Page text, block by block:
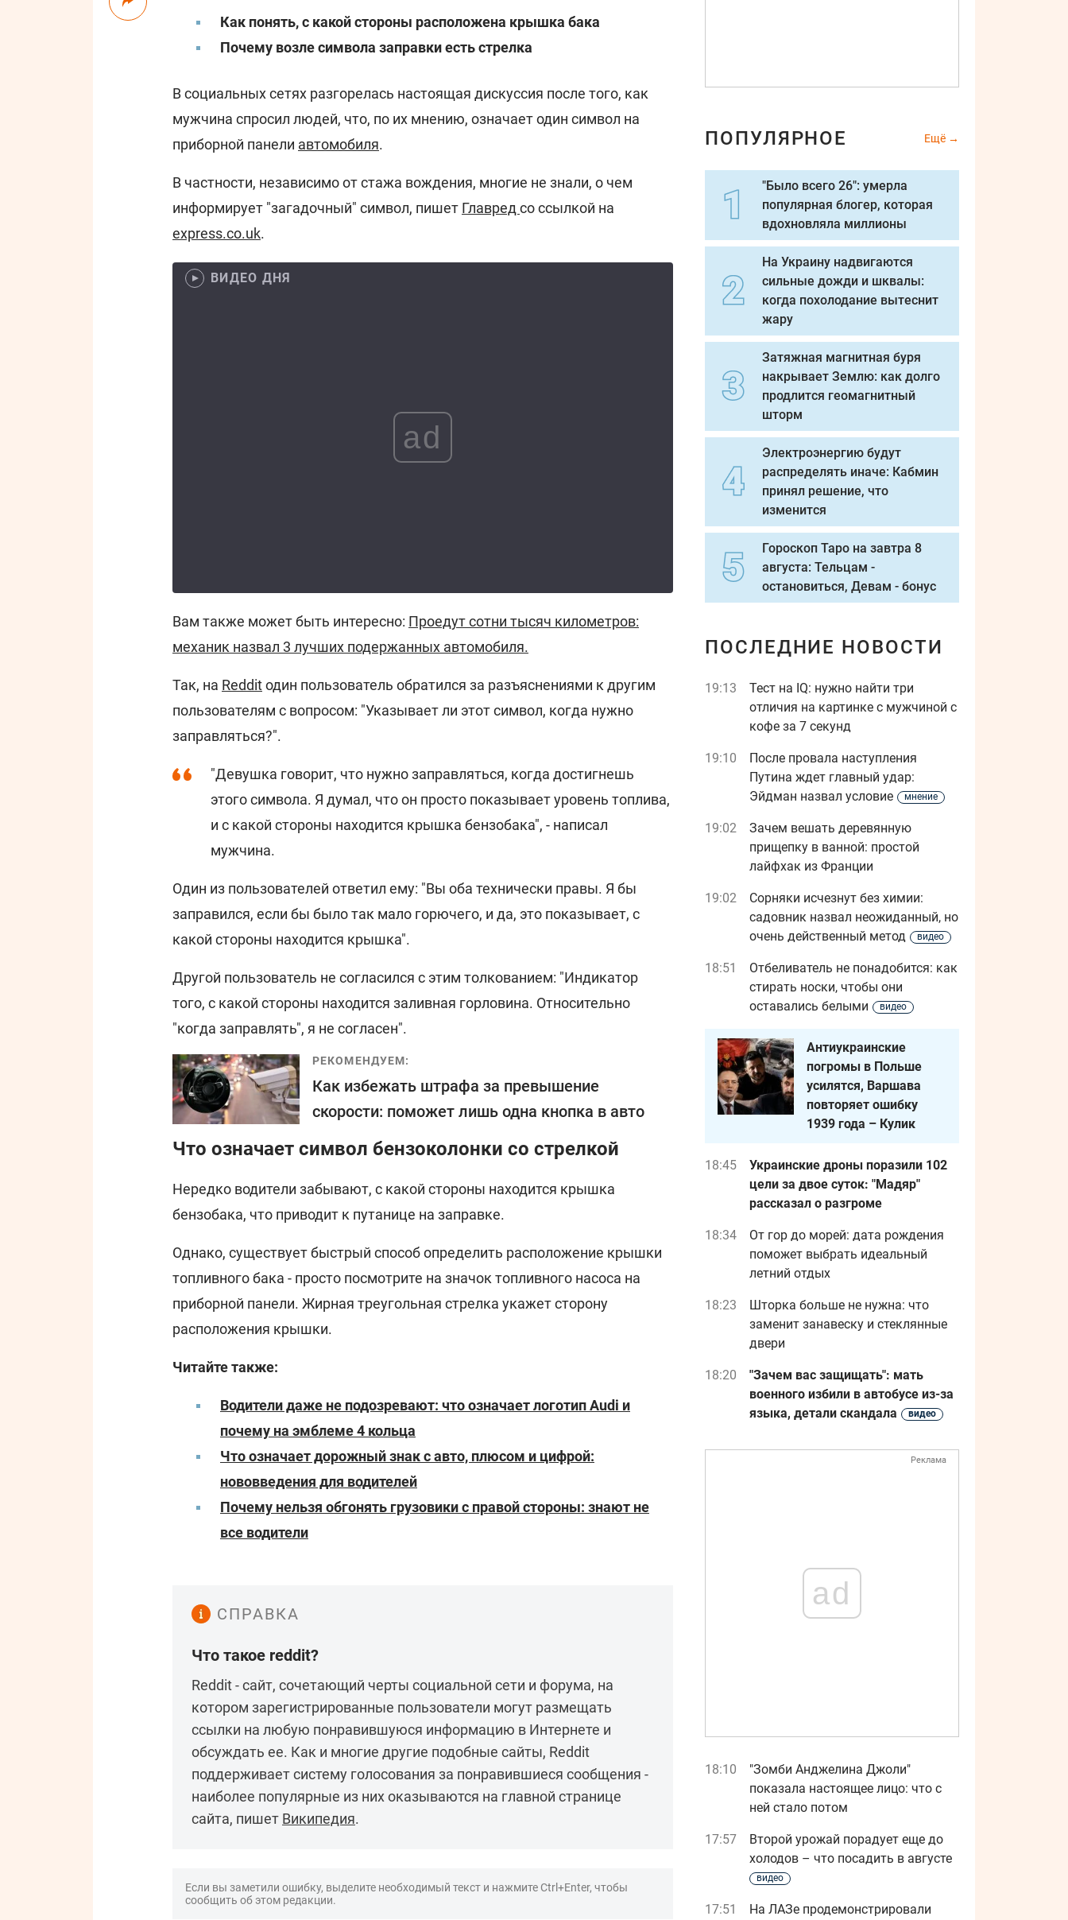
Как понять, с какой стороны расположена крышка бака
Почему возле символа заправки есть стрелка
В социальных сетях разгорелась настоящая дискуссия после того, как
мужчина спросил людей, что, по их мнению, означает один символ на
приборной панели автомобиля.
В частности, независимо от стажа вождения, многие не знали, о чем
информирует "загадочный" символ, пишет Главред со ссылкой на
express.co.uk.
ВИДЕО ДНЯ
ad
Вам также может быть интересно: Проедут сотни тысяч километров:
механик назвал 3 лучших подержанных автомобиля.
Так, на Redditодин пользователь обратился за разъяснениями к другим
пользователям с вопросом: "Указывает ли этот символ, когда нужно
заправляться?".
"Девушка говорит, что нужно заправляться, когда достигнешь
этого символа. Я думал, что он просто показывает уровень топлива,
и с какой стороны находится крышка бензобака", - написал
мужчина.
Один из пользователей ответил ему: "Вы оба технически правы. Я бы
заправился, если бы было так мало горючего, и да, это показывает, с
какой стороны находится крышка".
Другой пользователь не согласился с этим толкованием: "Индикатор
того, с какой стороны находится заливная горловина. Относительно
"когда заправлять", я не согласен".
РЕКОМЕНДУЕМ:
Как избежать штрафа за превышение
скорости: поможет лишь одна кнопка в авто
Что означает символ бензоколонки со стрелкой
Нередко водители забывают, с какой стороны находится крышка
бензобака, что приводит к путанице на заправке.
Однако, существует быстрый способ определить расположение крышки
топливного бака - просто посмотрите на значок топливного насоса на
приборной панели. Жирная треугольная стрелка укажет сторону
расположения крышки.
Читайте также:
Водители даже не подозревают: что означает логотип Audi и
почему на эмблеме 4 кольца
Что означает дорожный знак с авто, плюсом и цифрой:
нововведения для водителей
Почему нельзя обгонять грузовики с правой стороны: знают не
все водители
СПРАВКА
Что такое reddit?
Reddit - сайт, сочетающий черты социальной сети и форума, на
котором зарегистрированные пользователи могут размещать
ссылки на любую понравившуюся информацию в Интернете и
обсуждать ее. Как и многие другие подобные сайты, Reddit
поддерживает систему голосования за понравившиеся сообщения -
наиболее популярные из них оказываются на главной странице
сайта, пишет Википедия.
Если вы заметили ошибку, выделите необходимый текст и нажмите Ctrl+Enter, чтобы
сообщить об этом редакции.
ПОПУЛЯРНОЕ Ещё
"Было всего 26": умерла
популярная блогер, которая
вдохновляла миллионы
На Украину надвигаются
сильные дожди и шквалы:
когда похолодание вытеснит
жару
Затяжная магнитная буря
накрывает Землю: как долго
продлится геомагнитный
шторм
Электроэнергию будут
распределять иначе: Кабмин
принял решение, что
изменится
Гороскоп Таро на завтра 8
августа: Тельцам -
остановиться, Девам - бонус
ПОСЛЕДНИЕ НОВОСТИ
19:13
Тест на IQ: нужно найти три
отличия на картинке с мужчиной с
кофе за 7 секунд
19:10
После провала наступления
Путина ждет главный удар:
Эйдман назвал условие
мнение
19:02
Зачем вешать деревянную
прищепку в ванной: простой
лайфхак из Франции
19:02
Сорняки исчезнут без химии:
садовник назвал неожиданный, но
очень действенный метод
видео
18:51
Отбеливатель не понадобится: как
стирать носки, чтобы они
оставались белыми
видео
Антиукраинские
погромы в Польше
усилятся, Варшава
повторяет ошибку
1939 года – Кулик
18:45
Украинские дроны поразили 102
цели за двое суток: "Мадяр"
рассказал о разгроме
18:34
От гор до морей: дата рождения
поможет выбрать идеальный
летний отдых
18:23
Шторка больше не нужна: что
заменит занавеску и стеклянные
двери
18:20
"Зачем вас защищать": мать
военного избили в автобусе из-за
языка, детали скандала
видео
Реклама
ad
18:10
"Зомби Анджелина Джоли"
показала настоящее лицо: что с
ней стало потом
17:57
Второй урожай порадует еще до
холодов – что посадить в августе
видео
17:51 На ЛАЗе продемонстрировали